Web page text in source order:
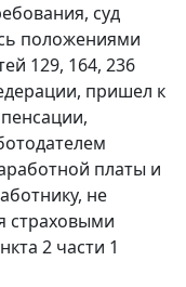
суд
положениями
129, 164, 236
пришел к
платы и
не
страховыми
2 части 1